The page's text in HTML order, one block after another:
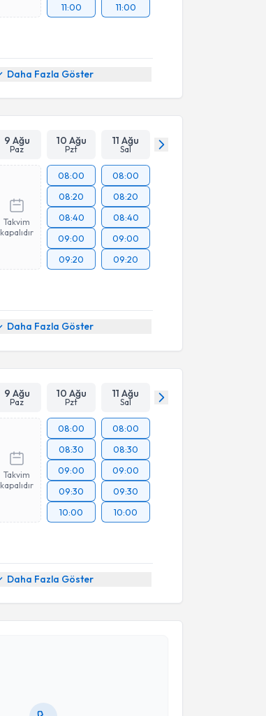
11:00
11:00
Daha Fazla Göster
9 Ağu
Paz
10 Ağu
Pzt
11 Ağu
Sal
Takvim
kapalıdır
08:00
08:20
08:40
09:00
09:20
08:00
08:20
08:40
09:00
09:20
Daha Fazla Göster
9 Ağu
Paz
10 Ağu
Pzt
11 Ağu
Sal
Takvim
kapalıdır
08:00
08:30
09:00
09:30
10:00
08:00
08:30
09:00
09:30
10:00
Daha Fazla Göster